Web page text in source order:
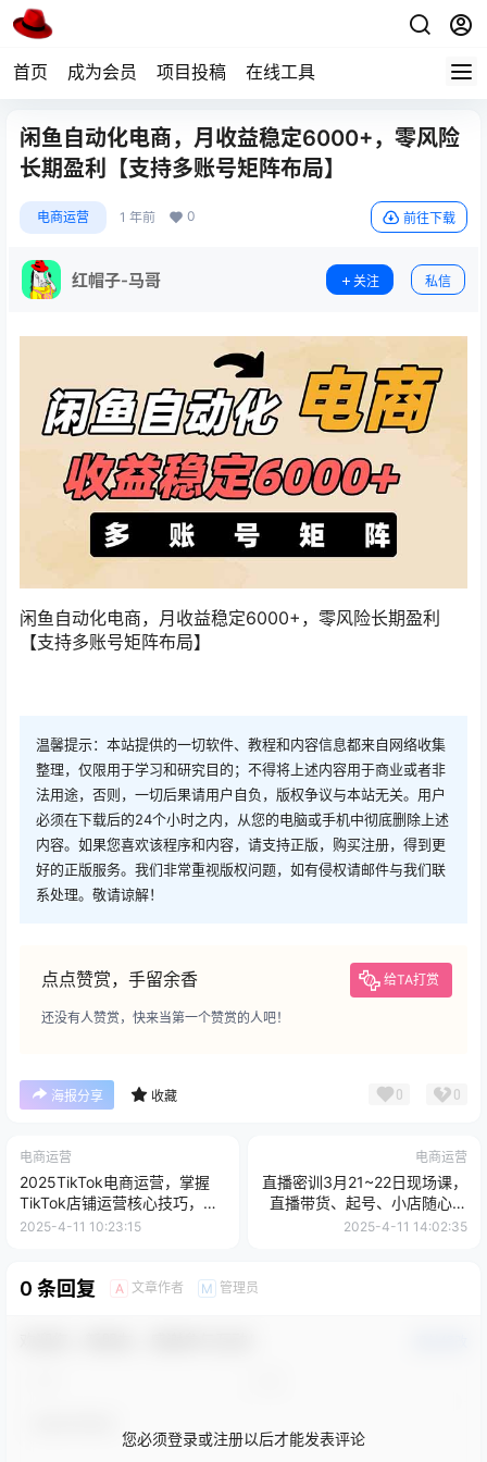
首页 成为会员 项目投稿 在线工具
闲鱼自动化电商，月收益稳定6000+，零风险
长期盈利【支持多账号矩阵布局】
电商运营 1 年前 0 前往下载
红帽子-马哥 关注 私信
闲鱼自动化电商，月收益稳定6000+，零风险长期盈利
【支持多账号矩阵布局】
温馨提示：本站提供的一切软件、教程和内容信息都来自网络收集
整理，仅限用于学习和研究目的；不得将上述内容用于商业或者非
法用途，否则，一切后果请用户自负，版权争议与本站无关。用户
必须在下载后的24个小时之内，从您的电脑或手机中彻底删除上述
内容。如果您喜欢该程序和内容，请支持正版，购买注册，得到更
好的正版服务。我们非常重视版权问题，如有侵权请邮件与我们联
系处理。敬请谅解！
点点赞赏，手留余香 给TA打赏
还没有人赞赏，快来当第一个赞赏的人吧！
海报分享 收藏 0 0
电商运营
2025TikTok电商运营，掌握
TikTok店铺运营核心技巧，实
现低成本高转化
2025-4-11 10:23:15
电商运营
直播密训3月21~22日现场课，​
直播带货、起号、小店随心推
5小时干货
2025-4-11 14:02:35
0 条回复 A 文章作者 M 管理员
您必须登录或注册以后才能发表评论